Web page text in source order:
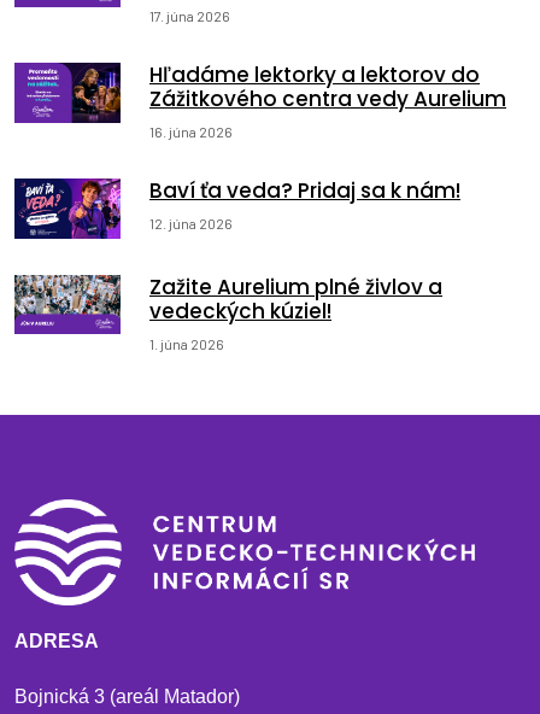
17. júna 2026
Hľadáme lektorky a lektorov do
Zážitkového centra vedy Aurelium
16. júna 2026
Baví ťa veda? Pridaj sa k nám!
12. júna 2026
Zažite Aurelium plné živlov a
vedeckých kúziel!
1. júna 2026
ADRESA
Bojnická 3 (areál Matador)